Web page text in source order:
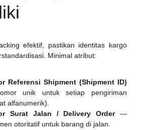
efektif, pastikan identitas kargo
Minimal atribut:
Referensi Shipment (Shipment ID)
unik untuk setiap pengiriman
alfanumerik).
Surat Jalan / Delivery Order—
otoritatif untuk barang di jalan.